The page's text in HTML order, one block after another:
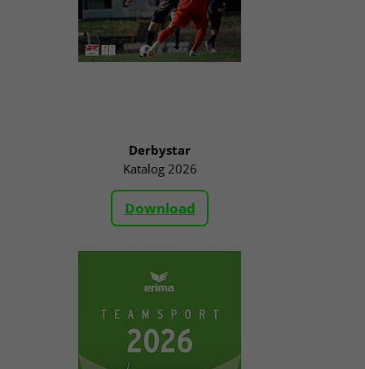
Derbystar
Katalog 2026
Download